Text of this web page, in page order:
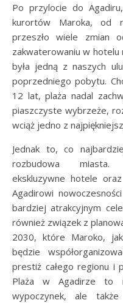
Po przylocie do
kurortów Maroka, od
przeszło wiele zmian
zakwaterowaniu w
była jedną z naszych
poprzedniego pobytu.
12 lat, plaża nadal
piaszczyste wybrzeże,
wciąż jedno z
Jednak to, co
rozbudowa miasta.
ekskluzywne hotele
Agadirowi
bardziej atrakcyjnym
również związek z
2030, które Maroko,
będzie
prestiż całego regionu i
Plaża w Agadirze to
wypoczynek, ale